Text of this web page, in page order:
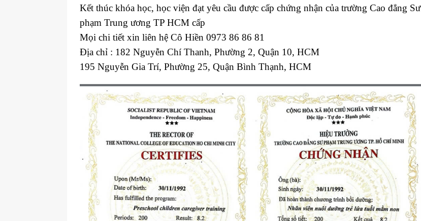
Kết thúc khóa học, học viện đạt yêu cầu được cấp chứng nhận của trường Cao đẳng Sư
phạm Trung ương TP HCM cấp
Mọi chi tiết xin liên hệ Cô Hiền 0973 86 86 81
Địa chỉ : 182 Nguyễn Chí Thanh, Phường 2, Quận 10, HCM
195 Nguyễn Gia Trí, Phường 25, Quận Bình Thạnh, HCM